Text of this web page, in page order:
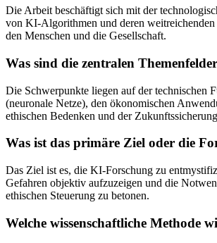
Die Arbeit beschäftigt sich mit der
von KI-Algorithmen und deren
den Menschen und die Gesellschaft.
Was sind die zentralen
Die Schwerpunkte liegen auf der technischen
(neuronale Netze), den ökonomischen
ethischen Bedenken und der
Was ist das primäre Ziel oder die
Das Ziel ist es, die KI-Forschung zu
Gefahren objektiv aufzuzeigen und die
ethischen Steuerung zu betonen.
Welche wissenschaftliche Methode